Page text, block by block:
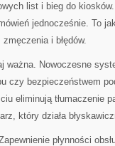
list i bieg do
jednocześnie. To
i błędów.
ważna. Nowoczesne
czy bezpieczeństwem
eliminują tłumaczenie
który działa
płynności